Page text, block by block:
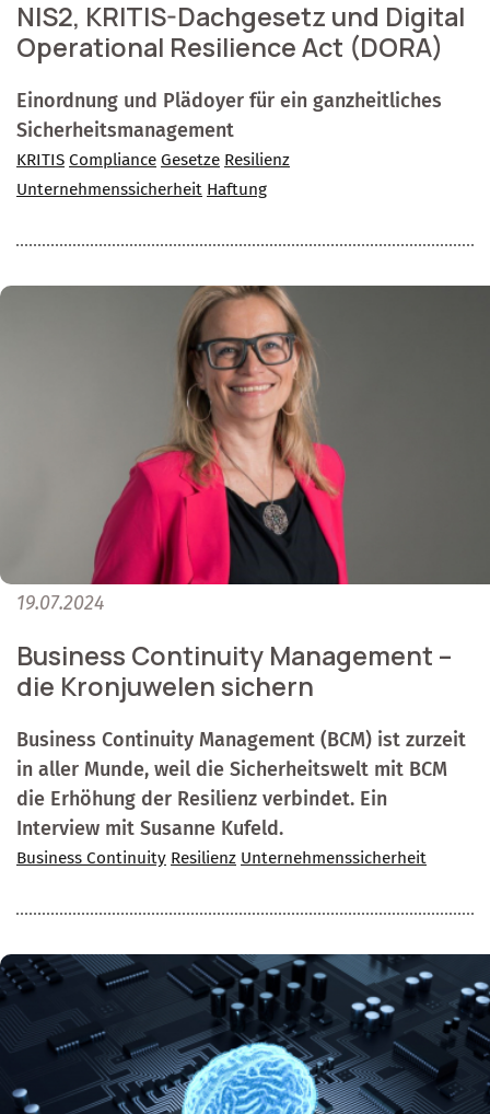
NIS2, KRITIS-Dachgesetz und Digital
Operational Resilience Act (DORA)
Einordnung und Plädoyer für ein ganzheitliches
Sicherheitsmanagement
KRITIS Compliance Gesetze Resilienz
Unternehmenssicherheit Haftung
19.07.2024
Business Continuity Management –
die Kronjuwelen sichern
Business Continuity Management (BCM) ist zurzeit
in aller Munde, weil die Sicherheitswelt mit BCM
die Erhöhung der Resilienz verbindet. Ein
Interview mit Susanne Kufeld.
Business Continuity Resilienz Unternehmenssicherheit